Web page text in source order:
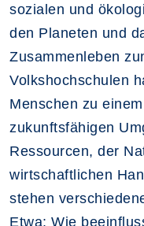
sozialen und
den Planeten und
Zusammenleben
Volkshochschulen
Menschen zu
zukunftsfähigen
Ressourcen, der
wirtschaftlichen
stehen
Etwa: Wie